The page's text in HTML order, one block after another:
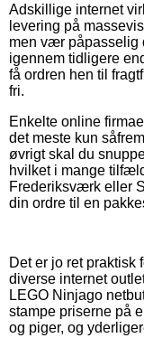
Adskillige internet
levering på
men vær påpasselig
igennem tidligere
få ordren hen til
fri.
Enkelte online
det meste kun
øvrigt skal du
hvilket i mange
Frederiksværk eller
din ordre til en
Det er jo ret praktisk
diverse internet
LEGO Ninjago
stampe priserne på
og piger, og